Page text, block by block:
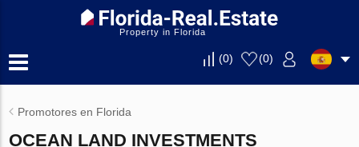
Property in Florida
(0) (0)
Promotores en Florida
OCEAN LAND INVESTMENTS